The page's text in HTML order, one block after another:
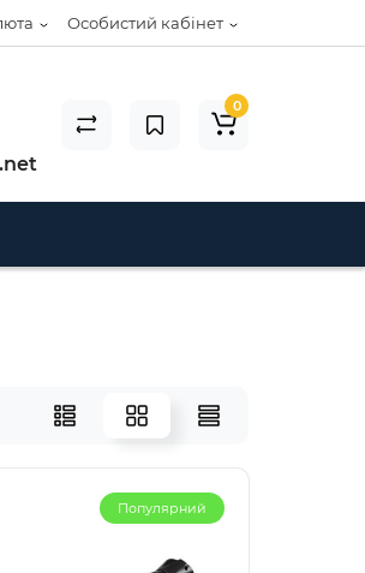
Особистий кабінет
0
Популярний